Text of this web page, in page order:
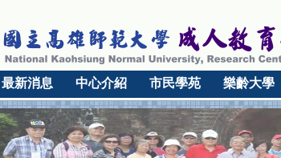
最新消息 中心介紹 市民學苑 樂齡大學